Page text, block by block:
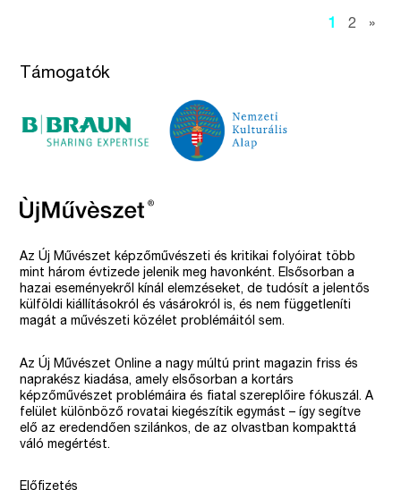
1 2 »
Támogatók
Az Új Művészet képzőművészeti és kritikai folyóirat több
mint három évtizede jelenik meg havonként. Elsősorban a
hazai eseményekről kínál elemzéseket, de tudósít a jelentős
külföldi kiállításokról és vásárokról is, és nem függetleníti
magát a művészeti közélet problémáitól sem.
Az Új Művészet Online a nagy múltú print magazin friss és
naprakész kiadása, amely elsősorban a kortárs
képzőművészet problémáira és fiatal szereplőire fókuszál. A
felület különböző rovatai kiegészítik egymást – így segítve
elő az eredendően szilánkos, de az olvastban kompakttá
váló megértést.
Előfizetés